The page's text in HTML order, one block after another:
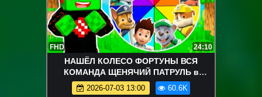
FHD 24:10
НАШЁЛ КОЛЕСО ФОРТУНЫ ВСЯ
КОМАНДА ЩЕНЯЧИЙ ПАТРУЛЬ в
МАЙНКРАФТ
2026-07-03 13:00 60.6K